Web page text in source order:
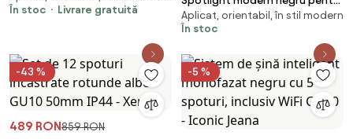
În stoc
Livrare gratuită
sistem de șine monofazat
70mm - Iconic Jeana Luxe
Aplicat, orientabil, în stil modern
În stoc
-43 %
489 RON859 RON
-5 %